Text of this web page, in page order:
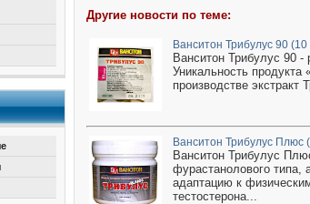
Другие новости по теме:
Ванситон Трибулус 90 (10
Ванситон Трибулус 90 -
Уникальность продукта
производстве
Ванситон Трибулус Плюс
Ванситон Трибулус
фурастанолового типа,
адаптацию к
тестостерона...